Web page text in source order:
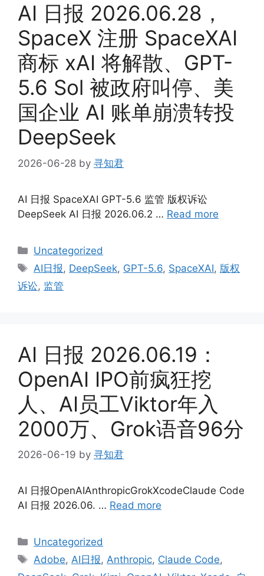
AI 日报 2026.06.28，
SpaceX 注册 SpaceXAI
商标 xAI 将解散、GPT-
5.6 Sol 被政府叫停、美
国企业 AI 账单崩溃转投
DeepSeek
2026-06-28 by 寻知君
AI 日报 SpaceXAI GPT-5.6 监管 版权诉讼
DeepSeek AI 日报 2026.06.2 … Read more
Categories
Uncategorized
Tags
AI日报, DeepSeek, GPT-5.6, SpaceXAI, 版权
诉讼, 监管
AI 日报 2026.06.19：
OpenAI IPO前疯狂挖
人、AI员工Viktor年入
2000万、Grok语音96分
2026-06-19 by 寻知君
AI 日报OpenAIAnthropicGrokXcodeClaude Code
AI 日报 2026.06. … Read more
Categories
Uncategorized
Tags
Adobe,AI日报,Anthropic, Claude Code,